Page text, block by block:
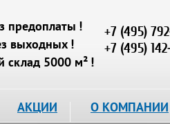
предоплаты !
выходных !
склад 5000 м² !
+7 (495)
+7 (495)
АКЦИИ О КОМПАНИИ